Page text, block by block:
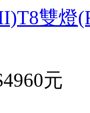
雙燈
元